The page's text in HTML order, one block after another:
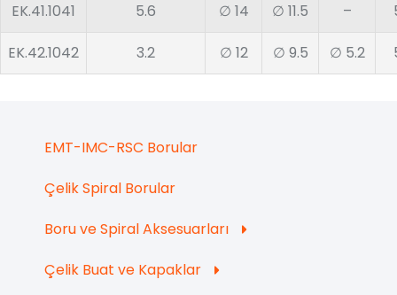
EMT-IMC-RSC Borular
Çelik Spiral Borular
Boru ve Spiral Aksesuarları
Çelik Buat ve Kapaklar
EK.41.1041 5.6 ∅ 14 ∅ 11.5 –
EK.42.1042 3.2 ∅ 12 ∅ 9.5 ∅ 5.2